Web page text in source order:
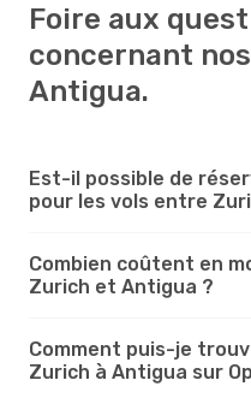
Foire aux
concernant
Antigua.
Est-il possible de
pour les vols entre
Combien coûtent en
Zurich et Antigua ?
Comment puis-je
Zurich à Antigua sur